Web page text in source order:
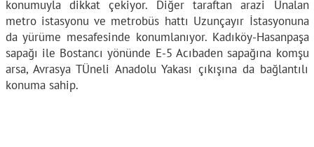
konumuyla dikkat çekiyor. Diğer taraftan arazi Ünalan
metro istasyonu ve metrobüs hattı Uzunçayır İstasyonuna
da yürüme mesafesinde konumlanıyor. Kadıköy-Hasanpaşa
sapağı ile Bostancı yönünde E-5 Acıbaden sapağına komşu
arsa, Avrasya TÜneli Anadolu Yakası çıkışına da bağlantılı
konuma sahip.